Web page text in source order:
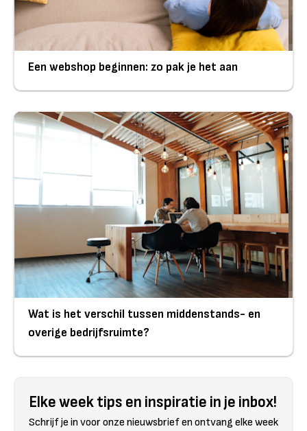
Een webshop beginnen: zo pak je het aan
Wat is het verschil tussen middenstands- en
overige bedrijfsruimte?
Elke week tips en inspiratie in je inbox!
Schrijf je in voor onze nieuwsbrief en ontvang elke week